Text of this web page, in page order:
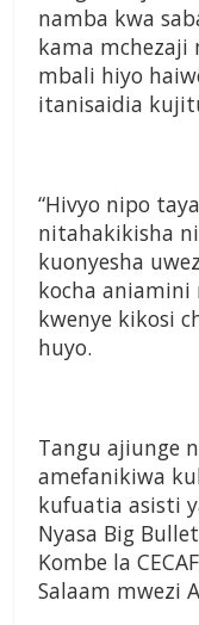
namba kwa
kama mchezaji
mbali hiyo
itanisaidia
“Hivyo nipo
nitahakikisha
kuonyesha
kocha aniamini
kwenye kikosi
huyo.
Tangu ajiunge
amefanikiwa
kufuatia asisti
Nyasa Big
Kombe la
Salaam mwezi